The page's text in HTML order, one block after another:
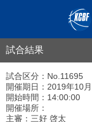
試合結果
試合区分：No.11695
開催期日：2019年10
開始時間：14:00:00
開催場所：
主審：三好 啓太